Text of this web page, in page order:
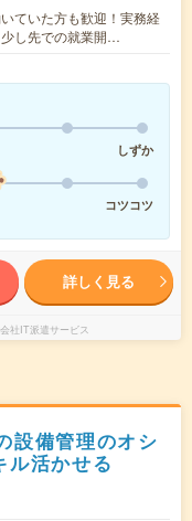
ていた方も歓迎！実務経
し先での就業開…
しずか
コツコツ
詳しく見る
社IT派遣サービス
設備管理のオシ
ル活かせる